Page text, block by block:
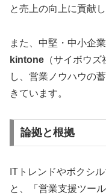
と売上の向上に貢献し
また、中堅・中小企
kintone （サイボウ
し、営業ノウハウの
きています。
論拠と根拠
ITトレンドやボクシ
と、「営業支援ツー